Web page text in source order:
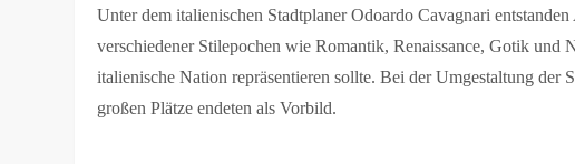
Unter dem italienischen Stadtplaner Odoardo Cavagnari
verschiedener Stilepochen wie Romantik, Renaissance, Gotik und
italienische Nation repräsentieren sollte. Bei der Umgestaltung der
großen Plätze endeten als Vorbild.